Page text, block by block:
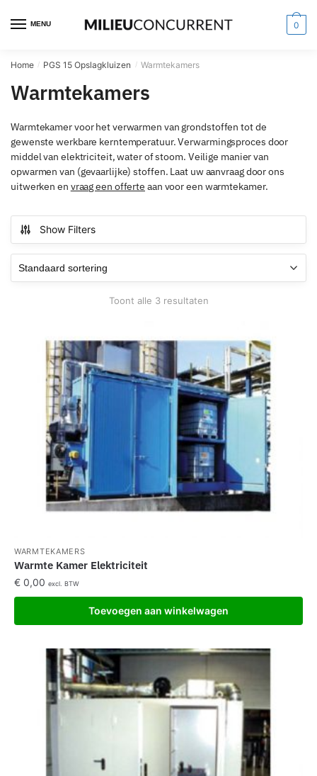
MENU 0
Home / PGS 15 Opslagkluizen / Warmtekamers
Warmtekamers
Warmtekamer voor het verwarmen van grondstoffen tot de
gewenste werkbare kerntemperatuur. Verwarmingsproces door
middel van elektriciteit, water of stoom. Veilige manier van
opwarmen van (gevaarlijke) stoffen. Laat uw aanvraag door ons
uitwerken en vraag een offerte aan voor een warmtekamer.
Show Filters
Toont alle 3 resultaten
WARMTEKAMERS
Warmte Kamer Elektriciteit
€ 0,00 excl. BTW
Toevoegen aan winkelwagen